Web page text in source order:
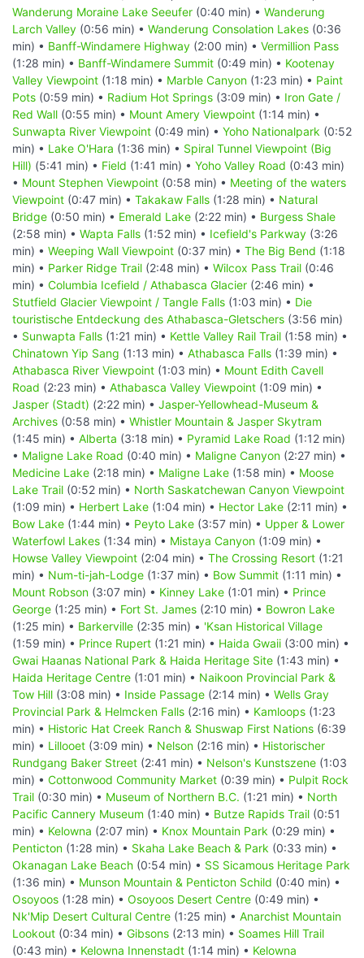
Wanderung Moraine Lake Seeufer (0:40 min) • Wanderung
Larch Valley (0:56 min) • Wanderung Consolation Lakes (0:36
min) • Banff-Windamere Highway (2:00 min) • Vermillion Pass
(1:28 min) • Banff-Windamere Summit (0:49 min) • Kootenay
Valley Viewpoint (1:18 min) • Marble Canyon (1:23 min) • Paint
Pots (0:59 min) • Radium Hot Springs (3:09 min) • Iron Gate /
Red Wall (0:55 min) • Mount Amery Viewpoint (1:14 min) •
Sunwapta River Viewpoint (0:49 min) • Yoho Nationalpark (0:52
min) • Lake O'Hara (1:36 min) • Spiral Tunnel Viewpoint (Big
Hill) (5:41 min) • Field (1:41 min) • Yoho Valley Road (0:43 min)
• Mount Stephen Viewpoint (0:58 min) • Meeting of the waters
Viewpoint (0:47 min) • Takakaw Falls (1:28 min) • Natural
Bridge (0:50 min) • Emerald Lake (2:22 min) • Burgess Shale
(2:58 min) • Wapta Falls (1:52 min) • Icefield's Parkway (3:26
min) • Weeping Wall Viewpoint (0:37 min) • The Big Bend (1:18
min) • Parker Ridge Trail (2:48 min) • Wilcox Pass Trail (0:46
min) • Columbia Icefield / Athabasca Glacier (2:46 min) •
Stutfield Glacier Viewpoint / Tangle Falls (1:03 min) • Die
touristische Entdeckung des Athabasca-Gletschers (3:56 min)
• Sunwapta Falls (1:21 min) • Kettle Valley Rail Trail (1:58 min) •
Chinatown Yip Sang (1:13 min) • Athabasca Falls (1:39 min) •
Athabasca River Viewpoint (1:03 min) • Mount Edith Cavell
Road (2:23 min) • Athabasca Valley Viewpoint (1:09 min) •
Jasper (Stadt) (2:22 min) • Jasper-Yellowhead-Museum &
Archives (0:58 min) • Whistler Mountain & Jasper Skytram
(1:45 min) • Alberta (3:18 min) • Pyramid Lake Road (1:12 min)
• Maligne Lake Road (0:40 min) • Maligne Canyon (2:27 min) •
Medicine Lake (2:18 min) • Maligne Lake (1:58 min) • Moose
Lake Trail (0:52 min) • North Saskatchewan Canyon Viewpoint
(1:09 min) • Herbert Lake (1:04 min) • Hector Lake (2:11 min) •
Bow Lake (1:44 min) • Peyto Lake (3:57 min) • Upper & Lower
Waterfowl Lakes (1:34 min) • Mistaya Canyon (1:09 min) •
Howse Valley Viewpoint (2:04 min) • The Crossing Resort (1:21
min) • Num-ti-jah-Lodge (1:37 min) • Bow Summit (1:11 min) •
Mount Robson (3:07 min) • Kinney Lake (1:01 min) • Prince
George (1:25 min) • Fort St. James (2:10 min) • Bowron Lake
(1:25 min) • Barkerville (2:35 min) • 'Ksan Historical Village
(1:59 min) • Prince Rupert (1:21 min) • Haida Gwaii (3:00 min) •
Gwai Haanas National Park & Haida Heritage Site (1:43 min) •
Haida Heritage Centre (1:01 min) • Naikoon Provincial Park &
Tow Hill (3:08 min) • Inside Passage (2:14 min) • Wells Gray
Provincial Park & Helmcken Falls (2:16 min) • Kamloops (1:23
min) • Historic Hat Creek Ranch & Shuswap First Nations (6:39
min) • Lillooet (3:09 min) • Nelson (2:16 min) • Historischer
Rundgang Baker Street (2:41 min) • Nelson's Kunstszene (1:03
min) • Cottonwood Community Market (0:39 min) • Pulpit Rock
Trail (0:30 min) • Museum of Northern B.C. (1:21 min) • North
Pacific Cannery Museum (1:40 min) • Butze Rapids Trail (0:51
min) • Kelowna (2:07 min) • Knox Mountain Park (0:29 min) •
Penticton (1:28 min) • Skaha Lake Beach & Park (0:33 min) •
Okanagan Lake Beach (0:54 min) • SS Sicamous Heritage Park
(1:36 min) • Munson Mountain & Penticton Schild (0:40 min) •
Osoyoos (1:28 min) • Osoyoos Desert Centre (0:49 min) •
Nk'Mip Desert Cultural Centre (1:25 min) • Anarchist Mountain
Lookout (0:34 min) • Gibsons (2:13 min) • Soames Hill Trail
(0:43 min) • Kelowna Innenstadt (1:14 min) • Kelowna